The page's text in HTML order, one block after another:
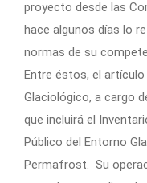
proyecto desde las
hace algunos días lo
normas de su
Entre éstos, el
Glaciológico, a cargo
que incluirá el
Público del Entorno
Permafrost. Su